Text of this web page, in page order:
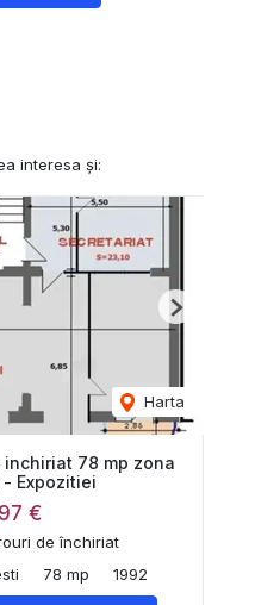
interesa și:
Harta
Next
inchiriat 78 mp zona
- Expozitiei
€
de închiriat
78 mp 1992